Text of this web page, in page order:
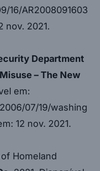
16/AR2008091603
nov. 2021.
Department
– The New
em:
07/19/washing
12 nov. 2021.
Homeland